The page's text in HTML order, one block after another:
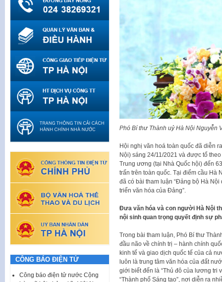
Phó Bí thư Thành uỷ Hà Nội Nguyễn
Hội nghị văn hoá toàn quốc đã diễn
Nội) sáng 24/11/2021 và được tổ
Trung ương (tại Nhà Quốc hội) đến
trấn trên toàn quốc. Tại điểm cầu Hà
đã có bài tham luận “Đảng bộ Hà
triển văn hóa của Đảng”.
Đưa văn hóa và con người Hà Nội
nội sinh quan trọng quyết định sự
Trong bài tham luận, Phó Bí thư
đầu não về chính trị – hành chính
kinh tế và giao dịch quốc tế của cả
luôn là trung tâm văn hóa của đất
giới biết đến là “Thủ đô của lương tri
“Thành phố Sáng tạo”, nơi diễn ra
CÔNG BÁO ĐIỆN TỬ
Công báo điện tử nước Cộng